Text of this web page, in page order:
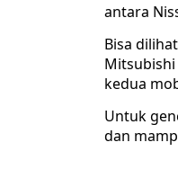
antara
Bisa
kedua
Untuk
dan